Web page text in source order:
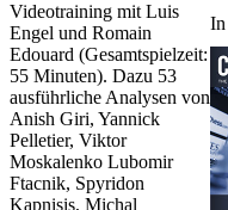
In
Videotraining mit Luis
Engel und Romain
Edouard (Gesamtspielzeit:
55 Minuten). Dazu 53
ausführliche Analysen von
Anish Giri, Yannick
Pelletier, Viktor
Moskalenko Lubomir
Ftacnik, Spyridon
Kapnisis, Michal